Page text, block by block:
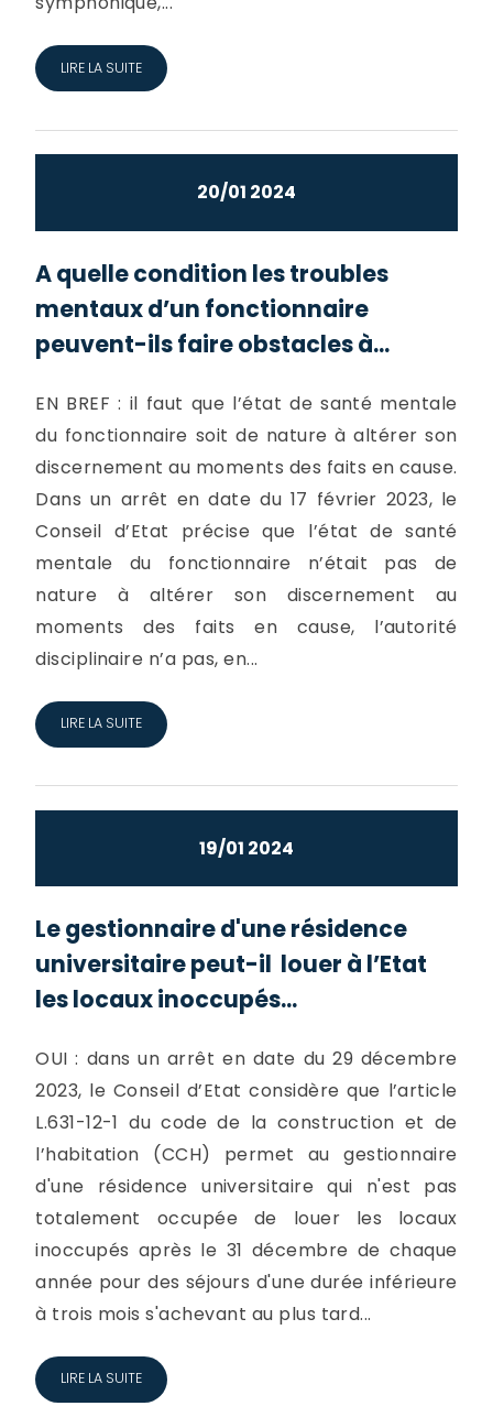
LIRE LA SUITE
20/01 2024
A quelle condition les troubles
mentaux d’un fonctionnaire
peuvent-ils faire obstacles à...
EN BREF : il faut que l’état de santé mentale
du fonctionnaire soit de nature à altérer son
discernement au moments des faits en cause.
Dans un arrêt en date du 17 février 2023, le
Conseil d’Etat précise que l’état de santé
mentale du fonctionnaire n’était pas de
nature à altérer son discernement au
moments des faits en cause, l’autorité
disciplinaire n’a pas, en...
LIRE LA SUITE
19/01 2024
Le gestionnaire d'une résidence
universitaire peut-il louer à l’Etat
les locaux inoccupés...
OUI : dans un arrêt en date du 29 décembre
2023, le Conseil d’Etat considère que l’article
L.631-12-1 du code de la construction et de
l’habitation (CCH) permet au gestionnaire
d'une résidence universitaire qui n'est pas
totalement occupée de louer les locaux
inoccupés après le 31 décembre de chaque
année pour des séjours d'une durée inférieure
à trois mois s'achevant au plus tard...
LIRE LA SUITE